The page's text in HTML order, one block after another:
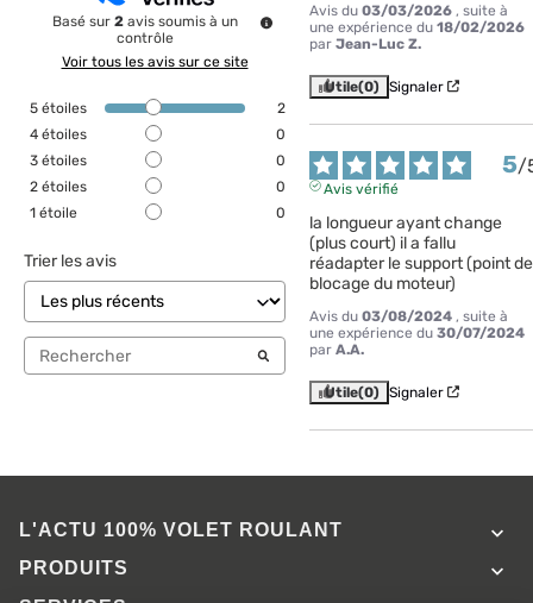
Basé sur2 avis soumis à un
contrôle
Voir tous les avis sur ce site
5 étoiles
2
4 étoiles
0
3 étoiles
0
2 étoiles
0
1 étoile 0
Trier les avis
Avis du 03/03/2026 , suite à
une expérience du 18/02/2026
par Jean-Luc Z.
Utile(0) Signaler
5/
Avis vérifié
la longueur ayant change
(plus court) il a fallu
réadapter le support (point de
blocage du moteur)
Avis du 03/08/2024 , suite à
une expérience du 30/07/2024
par A.A.
Utile(0) Signaler
L'ACTU 100%VOLET ROULANT 
PRODUITS 